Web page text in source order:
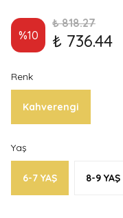
%10
₺ 818.27
₺ 736.44
Renk
Kahverengi
Yaş
6-7 YAŞ 8-9 YAŞ